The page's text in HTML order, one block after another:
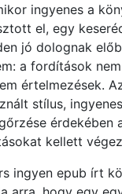
ingyenes a
el, egy
jó dolognak
a fordítások
értelmezések.
stílus,
érdekében
kellett
ingyen epub írt